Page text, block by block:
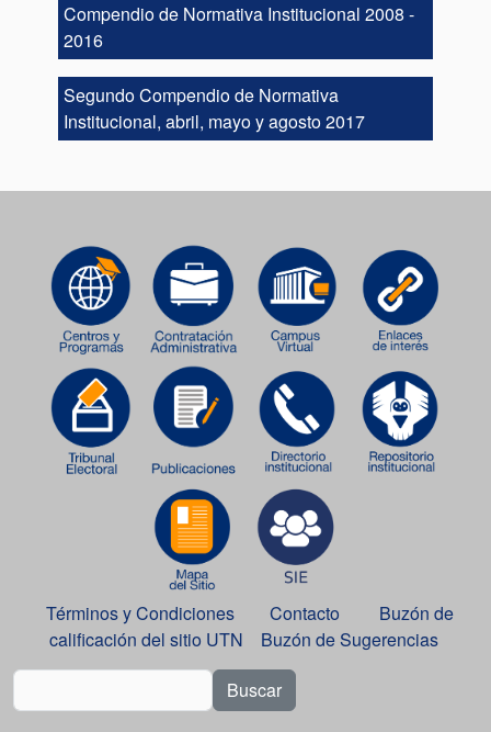
Compendio de Normativa Institucional 2008 -
2016
Segundo Compendio de Normativa
Institucional, abril, mayo y agosto 2017
Términos y Condiciones Contacto
Buzón de
calificación del sitio UTN
Buzón de Sugerencias
Buscar